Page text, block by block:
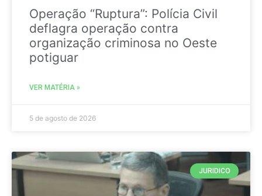
Operação “Ruptura”: Polícia Civil
deflagra operação contra
organização criminosa no Oeste
potiguar
VER MATÉRIA »
5 de agosto de 2026
JURIDICO